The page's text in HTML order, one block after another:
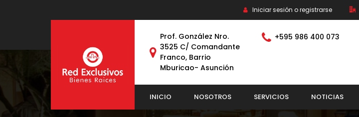
Iniciar sesión o registrarse
Prof. González Nro.
3525 C/ Comandante
Franco, Barrio
Mburicao- Asunción
+595 986 400 073
INICIO NOSOTROS SERVICIOS NOTICIAS